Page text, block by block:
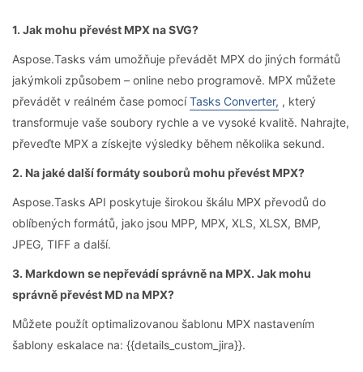
1. Jak mohu převést MPX na SVG?
Aspose.Tasks vám umožňuje převádět MPX do jiných formátů
jakýmkoli způsobem – online nebo programově. MPX můžete
převádět v reálném čase pomocíTasks Converter, , který
transformuje vaše soubory rychle a ve vysoké kvalitě. Nahrajte,
převeďte MPX a získejte výsledky během několika sekund.
2. Na jaké další formáty souborů mohu převést MPX?
Aspose.Tasks API poskytuje širokou škálu MPX převodů do
oblíbených formátů, jako jsou MPP, MPX, XLS, XLSX, BMP,
JPEG, TIFF a další.
3. Markdown se nepřevádí správně na MPX. Jak mohu
správně převést MD na MPX?
Můžete použít optimalizovanou šablonu MPX nastavením
šablony eskalace na: {{details_custom_jira}}.